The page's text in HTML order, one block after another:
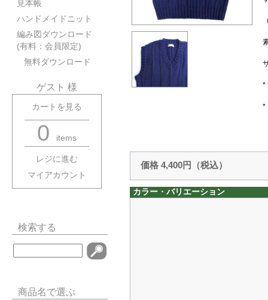
見本帳
ハンドメイドニット
編み図ダウンロード
(有料：会員限定)
無料ダウンロード
ゲスト 様
カートを見る
0 items
レジに進む
マイアカウント
検索する
商品名で選ぶ
*
*
価格 4,400円（税込）
カラー・バリエーション